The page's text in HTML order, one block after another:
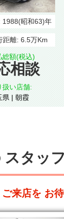
1988(昭和63)年
距離: 6.5万Km
総額(税込)
相談
扱い店舗:
埼玉県 | 朝霞
スタッ
来店を お